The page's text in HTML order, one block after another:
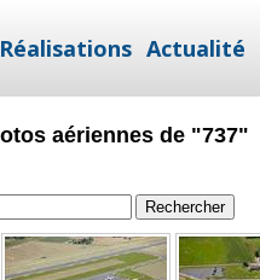
Réalisations Actualité